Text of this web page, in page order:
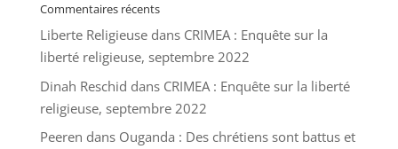
Commentaires récents
Liberte Religieusedans CRIMEA : Enquête sur la
liberté religieuse, septembre 2022
Dinah Reschid dans CRIMEA : Enquête sur la liberté
religieuse, septembre 2022
Peeren dans Ouganda : Des chrétiens sont battus et